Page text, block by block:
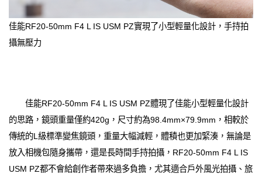
佳能RF20-50mm F4 L IS USM PZ實現了小型輕量化設計，手持拍
攝無壓力
佳能RF20-50mm F4 L IS USM PZ體現了佳能小型輕量化設計
的思路，鏡頭重量僅約420g，尺寸約為98.4mm×79.9mm，相較於
傳統的L級標準變焦鏡頭，重量大幅減輕，體積也更加緊湊，無論是
放入相機包隨身攜帶，還是長時間手持拍攝，RF20-50mm F4 L IS
USM PZ都不會給創作者帶來過多負擔，尤其適合戶外風光拍攝、旅